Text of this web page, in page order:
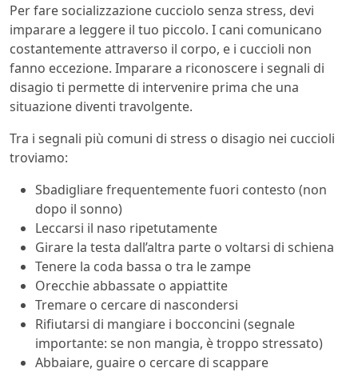
Per fare socializzazione cucciolo senza stress, devi
imparare a leggere il tuo piccolo. I cani comunicano
costantemente attraverso il corpo, e i cuccioli non
fanno eccezione. Imparare a riconoscere i segnali di
disagio ti permette di intervenire prima che una
situazione diventi travolgente.
Tra i segnali più comuni di stress o disagio nei cuccioli
troviamo:
Sbadigliare frequentemente fuori contesto (non
dopo il sonno)
Leccarsi il naso ripetutamente
Girare la testa dall’altra parte o voltarsi di schiena
Tenere la coda bassa o tra le zampe
Orecchie abbassate o appiattite
Tremare o cercare di nascondersi
Rifiutarsi di mangiare i bocconcini (segnale
importante: se non mangia, è troppo stressato)
Abbaiare, guaire o cercare di scappare